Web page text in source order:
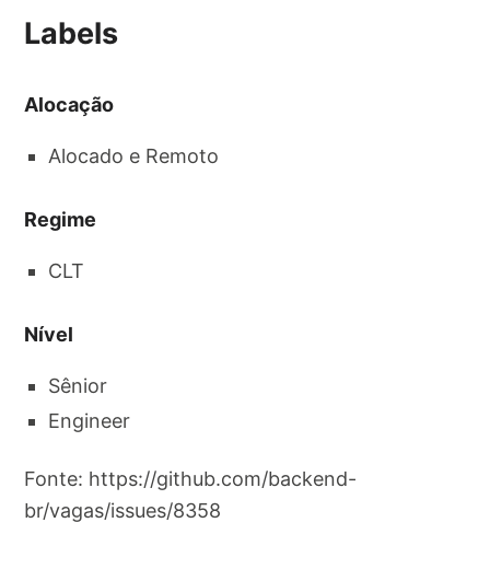
Labels
Alocação
Alocado e Remoto
Regime
CLT
Nível
Sênior
Engineer
Fonte: https://github.com/backend-
br/vagas/issues/8358